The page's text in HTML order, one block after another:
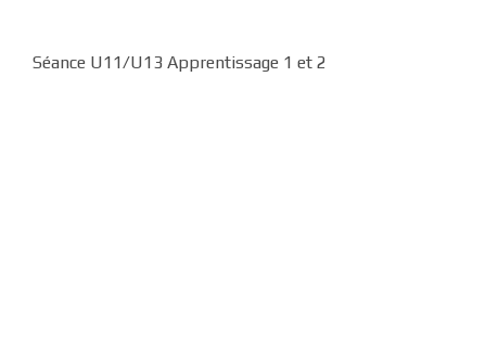
Séance U11/U13 Apprentissage 1 et 2